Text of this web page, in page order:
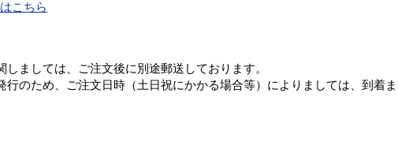
こちら
ましては、ご注文後に別途郵送しております。
行のため、ご注文日時（土日祝にかかる場合等）によりましては、到着